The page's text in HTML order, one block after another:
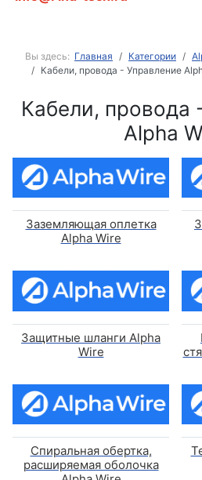
Вы здесь: Главная Категории
Кабели, провода - Управление
Кабели, провода
Alpha
Заземляющая оплетка
Alpha Wire
Защитные шланги Alpha
Wire
Спиральная обертка,
расширяемая оболочка